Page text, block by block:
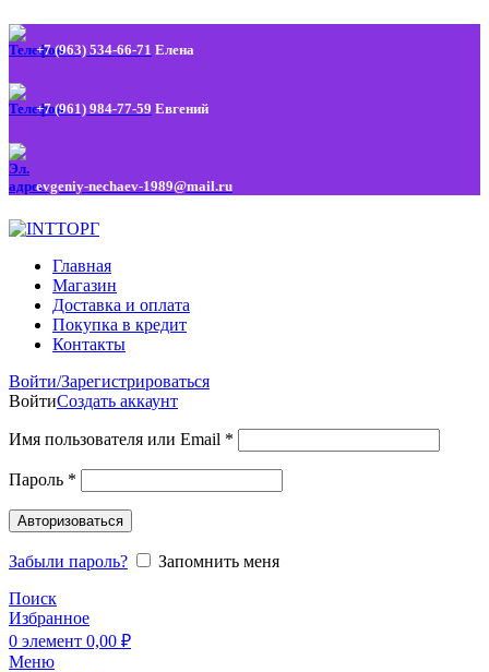
+7 (963) 534-66-71 Елена
+7 (961) 984-77-59 Евгений
evgeniy-nechaev-1989@mail.ru
Главная
Магазин
Доставка и оплата
Покупка в кредит
Контакты
Войти/Зарегистрироваться
ВойтиСоздать аккаунт
Имя пользователя или Email *
Пароль *
Авторизоваться
Забыли пароль?
Запомнить меня
Поиск
Избранное
0 элемент 0,00 ₽
Меню